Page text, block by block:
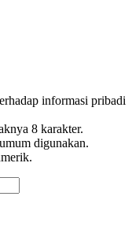
informasi pribadi
8 karakter.
digunakan.